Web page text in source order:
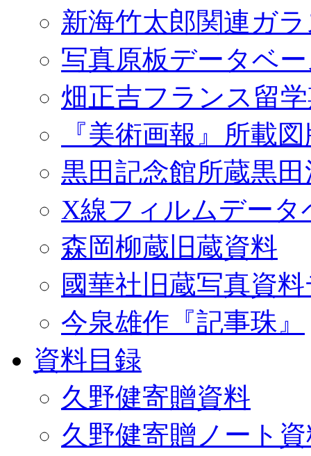
新海竹太郎関連ガ
写真原板データベ
畑正吉フランス留
『美術画報』所載
黒田記念館所蔵黒
X線フィルムデータ
森岡柳蔵旧蔵資料
國華社旧蔵写真資
今泉雄作『記事珠』
資料目録
久野健寄贈資料
久野健寄贈ノート